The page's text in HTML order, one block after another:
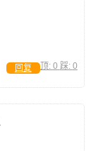
顶: 0 踩: 0
回复